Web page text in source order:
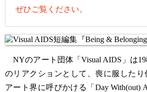
ぜひご覧ください。
NYのアート団体「Visual AIDS」は
のリアクションとして、喪に服したり
アート界に呼びかける「Day With(out)